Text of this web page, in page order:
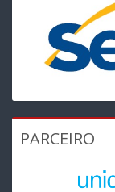
PARCEIRO